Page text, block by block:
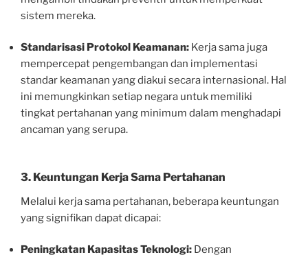
sistem mereka.
Standarisasi Protokol Keamanan: Kerja sama juga
mempercepat pengembangan dan implementasi
standar keamanan yang diakui secara internasional. Hal
ini memungkinkan setiap negara untuk memiliki
tingkat pertahanan yang minimum dalam menghadapi
ancaman yang serupa.
3. Keuntungan Kerja Sama Pertahanan
Melalui kerja sama pertahanan, beberapa keuntungan
yang signifikan dapat dicapai:
Peningkatan Kapasitas Teknologi: Dengan